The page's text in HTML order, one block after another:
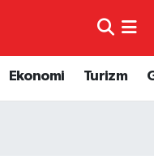
Ekonomi Turizm